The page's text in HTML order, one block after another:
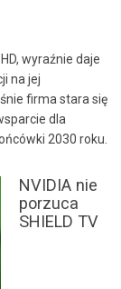
wyraźnie daje
na jej
firma stara się
dla
2030 roku.
NVIDIA nie
porzuca
SHIELD TV